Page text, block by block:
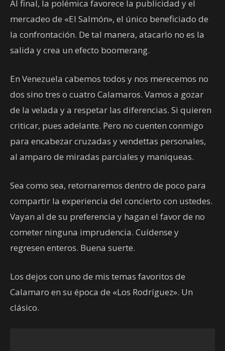
Al final, la polémica favorece la publicidad y el
mercadeo de «El Salmón», el único beneficiado de
la confrontación. De tal manera, atacarlo no es la
salida y crea un efecto boomerang.
En Venezuela cabemos todos y nos merecemos no
dos sino tres o cuatro Calamaros. Vamos a gozar
de la velada y a respetar las diferencias. Si quieren
criticar, pues adelante. Pero no cuenten conmigo
para encabezar cruzadas y vendettas personales,
al amparo de miradas parciales y maniqueas.
Sea como sea, retornaremos dentro de poco para
compartir la experiencia del concierto con ustedes.
Vayan al de su preferencia y hagan el favor de no
cometer ninguna imprudencia. Cuídense y
regresen enteros. Buena suerte.
Los dejos con uno de mis temas favoritos de
Calamaro en su época de «Los Rodríguez». Un
clásico.